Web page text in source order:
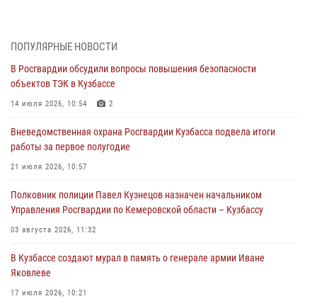
07 августа 2026, 05:32
С 1 сентября 2026 года вступает в силу новый федеральный закон о
частной охранной деятельности
06 августа 2026, 10:19
Росгвардейцы задержали предполагаемого виновника причинения
ножевого ранения кемеровчанину
06 августа 2026, 09:18
Росгвардейцы задержали мужчину, повредившего имущество
горожанки
06 августа 2026, 08:17
Росгвардейцы пресекли противоправные действия и защитили
новокузнечанку от агрессивного знакомого
06 августа 2026, 07:16
ПОПУЛЯРНЫЕ НОВОСТИ
В Росгвардии обсудили вопросы повышения безопасности
объектов ТЭК в Кузбассе
14 июля 2026, 10:54 2
Вневедомственная охрана Росгвардии Кузбасса подвела итоги
работы за первое полугодие
21 июля 2026, 10:57
Полковник полиции Павел Кузнецов назначен начальником
Управления Росгвардии по Кемеровской области – Кузбассу
03 августа 2026, 11:32
В Кузбассе создают мурал в память о генерале армии Иване
Яковлеве
17 июля 2026, 10:21